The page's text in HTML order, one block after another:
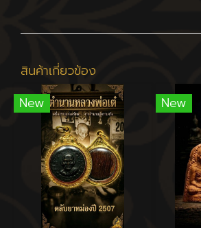
สินค้าเกี่ยวข้อง
New
New